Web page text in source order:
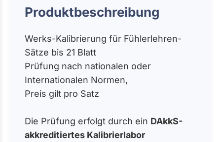
Produktbeschreibung
Werks-Kalibrierung für Fühlerlehren-
Sätze bis 21 Blatt
Prüfung nach nationalen oder
Internationalen Normen,
Preis gilt pro Satz
Die Prüfung erfolgt durch ein DAkkS-
akkreditiertes Kalibrierlabor